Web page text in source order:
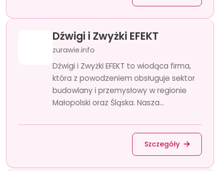
Dźwigi i Zwyżki EFEKT
zurawie.info
Dźwigi i Zwyżki EFEKT to wiodąca firma,
która z powodzeniem obsługuje sektor
budowlany i przemysłowy w regionie
Małopolski oraz Śląska. Nasza...
Szczegóły